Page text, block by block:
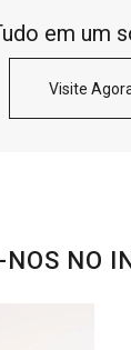
em um
Visite
NOS NO